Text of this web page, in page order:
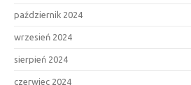
październik 2024
wrzesień 2024
sierpień 2024
czerwiec 2024